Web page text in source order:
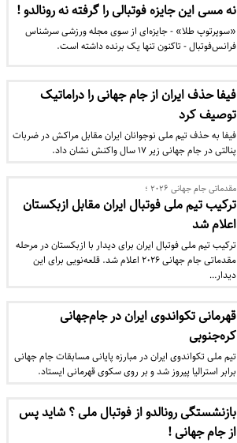
نه مسی این جایزه فوتبالی را گرفته نه رونالدو !
«سوپرتوپ طلا» - جایزه‌ای از سوی مجله ورزشی سرشناس
فرانس‌فوتبال - تاکنون تنها یک برنده داشته است.
فیفا حذف ایران از جام جهانی را دراماتیک
توصیف کرد
فیفا به حذف تیم ملی نوجوانان ایران مقابل مراکش در ضربات
پنالتی در جام جهانی زیر ۱۷ سال واکنش نشان داد.
مقدماتی جام جهانی ۲۰۲۶ ؛
ترکیب تیم ملی فوتبال ایران مقابل ازبکستان
اعلام شد
ترکیب تیم ملی فوتبال ایران برای دیدار با ازبکستان در مرحله
مقدماتی جام جهانی ۲۰۲۶ اعلام شد. قلعه‌نویی برای این
دیدار…
قهرمانی تکواندوی ایران در جام‌جهانی
کره‌جنوبی
تیم ملی تکواندوی ایران در مبارزه پایانی مسابقات جام جهانی
برابر استرالیا پیروز شد و بر روی سکوی قهرمانی ایستاد.
بازنشستگی رونالدو از فوتبال ملی ؟ شاید پس
از جام جهانی !